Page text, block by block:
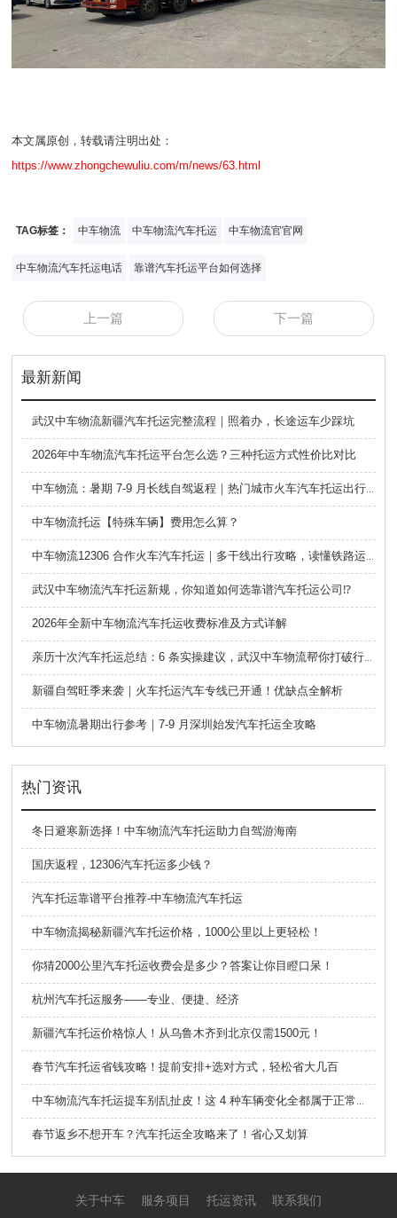
本文属原创，转载请注明出处：
https://www.zhongchewuliu.com/m/news/63.html
TAG标签： 中车物流 中车物流汽车托运 中车物流官官网
中车物流汽车托运电话 靠谱汽车托运平台如何选择
上一篇 下一篇
最新新闻
武汉中车物流新疆汽车托运完整流程｜照着办，长途运车少踩坑
2026年中车物流汽车托运平台怎么选？三种托运方式性价比对比
中车物流：暑期 7-9 月长线自驾返程｜热门城市火车汽车托运出行全攻略
中车物流托运【特殊车辆】费用怎么算？
中车物流12306 合作火车汽车托运｜多干线出行攻略，读懂铁路运车的优势与避坑要点
武汉中车物流汽车托运新规，你知道如何选靠谱汽车托运公司⁉️
2026年全新中车物流汽车托运收费标准及方式详解
亲历十次汽车托运总结：6 条实操建议，武汉中车物流帮你打破行业信息差
新疆自驾旺季来袭｜火车托运汽车专线已开通！优缺点全解析
中车物流暑期出行参考｜7-9 月深圳始发汽车托运全攻略
热门资讯
冬日避寒新选择！中车物流汽车托运助力自驾游海南
国庆返程，12306汽车托运多少钱？
汽车托运靠谱平台推荐-中车物流汽车托运
中车物流揭秘新疆汽车托运价格，1000公里以上更轻松！
你猜2000公里汽车托运收费会是多少？答案让你目瞪口呆！
杭州汽车托运服务——专业、便捷、经济
新疆汽车托运价格惊人！从乌鲁木齐到北京仅需1500元！
春节汽车托运省钱攻略！提前安排+选对方式，轻松省大几百
春节返乡不想开车？汽车托运全攻略来了！省心又划算
关于中车 服务项目 托运资讯 联系我们